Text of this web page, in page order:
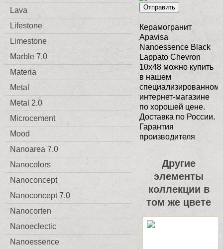
Lava
Lifestone
Limestone
Marble 7.0
Materia
Metal
Metal 2.0
Microcement
Mood
Nanoarea 7.0
Nanocolors
Nanoconcept
Nanoconcept 7.0
Nanocorten
Nanoeclectic
Nanoessence
Отправить
Керамогранит
Apavisa
Nanoessence Black
Lappato Chevron
10x48 можно купить
в нашем
специализированном
интернет-магазине
по хорошей цене.
Доставка по России.
Гарантия
производителя
Другие
элементы
коллекции в
том же цвете